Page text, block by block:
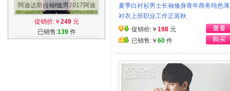
阿迪达斯短袖t恤男2017阿迪
新款宽松大码速干透气运动T
恤
促销价:￥ 249元
已销售:139件
夏季白衬衫男士长袖修身青年商务纯色
衬衣上班职业工作正装秋
促销价:￥ 198 元
已销售:￥ 60 件